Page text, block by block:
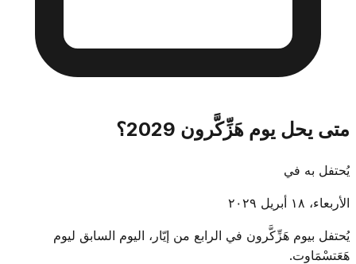
متى يحل يوم هَزِّكَّرون 2029؟
يُحتفل به في
الأربعاء، ١٨ أبريل ٢٠٢٩
يُحتفل بيوم هَزِّكَّرون في الرابع من إيّار، اليوم السابق ليوم
هَعَتسْمَاوت.